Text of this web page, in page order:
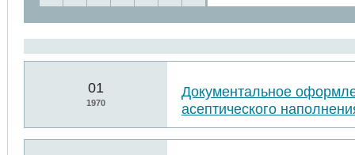
01
1970
Документальное
асептического